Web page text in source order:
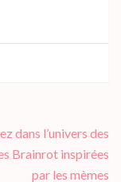
dans l’univers des
Brainrot inspirées
par les mèmes